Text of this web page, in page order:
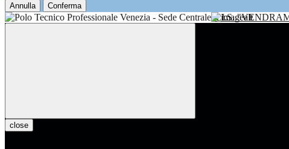
Annulla Conferma
I.I.S.
close